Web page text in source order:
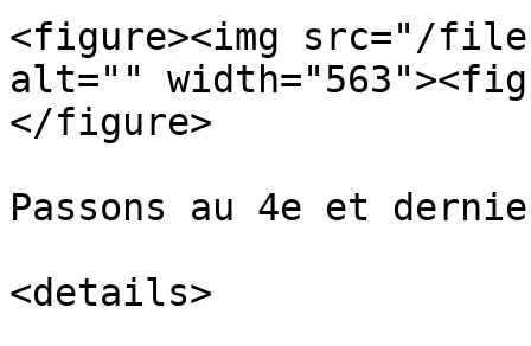
<figure><img src="/files/
alt=""
</figure>
Passons au 4e et
<details>